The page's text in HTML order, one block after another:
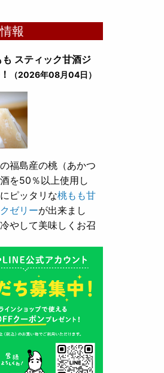
報
スティック甘酒ジ
（2026年08月04日）
福島産の桃（あかつ
を50％以上使用し
ピッタリな桃もも甘
ゼリーが出来まし
やして美味しくお召
み用酒粕が新発売！
月10日）